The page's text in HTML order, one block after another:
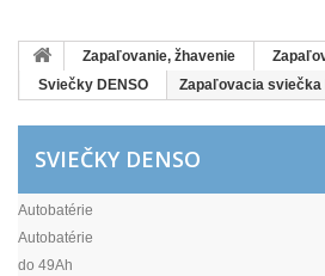
Zapaľovanie, žhavenie
Sviečky DENSO
Zapaľovacia sviečka
SVIEČKY DENSO
Autobatérie
Autobatérie
do 49Ah